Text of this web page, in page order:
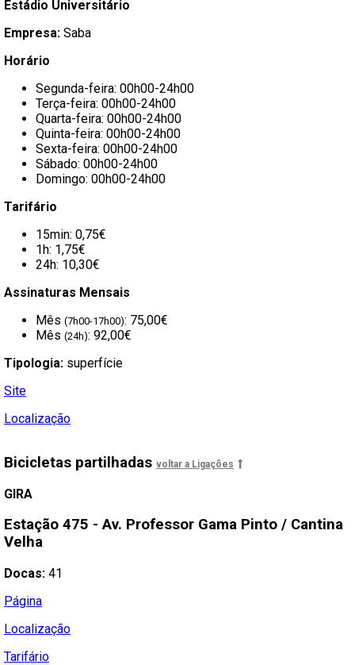
Estádio Universitário
Empresa: Saba
Horário
Segunda-feira: 00h00-24h00
Terça-feira: 00h00-24h00
Quarta-feira: 00h00-24h00
Quinta-feira: 00h00-24h00
Sexta-feira: 00h00-24h00
Sábado: 00h00-24h00
Domingo: 00h00-24h00
Tarifário
15min: 0,75€
1h: 1,75€
24h: 10,30€
Assinaturas Mensais
Mês (7h00-17h00): 75,00€
Mês (24h): 92,00€
Tipologia: superfície
Site
Localização
Bicicletas partilhadas voltar a Ligações
GIRA
Estação 475 - Av. Professor Gama Pinto / Cantina
Velha
Docas: 41
Página
Localização
Tarifário